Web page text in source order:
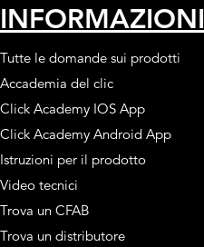
INFORMAZIONI
Tutte le domande sui prodotti
Accademia del clic
Click Academy IOS App
Click Academy Android App
Istruzioni per il prodotto
Video tecnici
Trova un CFAB
Trova un distributore